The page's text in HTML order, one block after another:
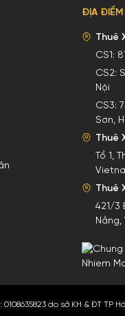
ĐỊA ĐIỂM
Thuê
CS1:
CS2:
Nội
CS3:
Sơn,
Thuê
Tổ 1,
Thuê
421/3
do sở KH & ĐT TP